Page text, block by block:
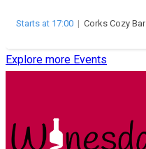
Starts at 17:00 | Corks Cozy Bar
Explore more Events